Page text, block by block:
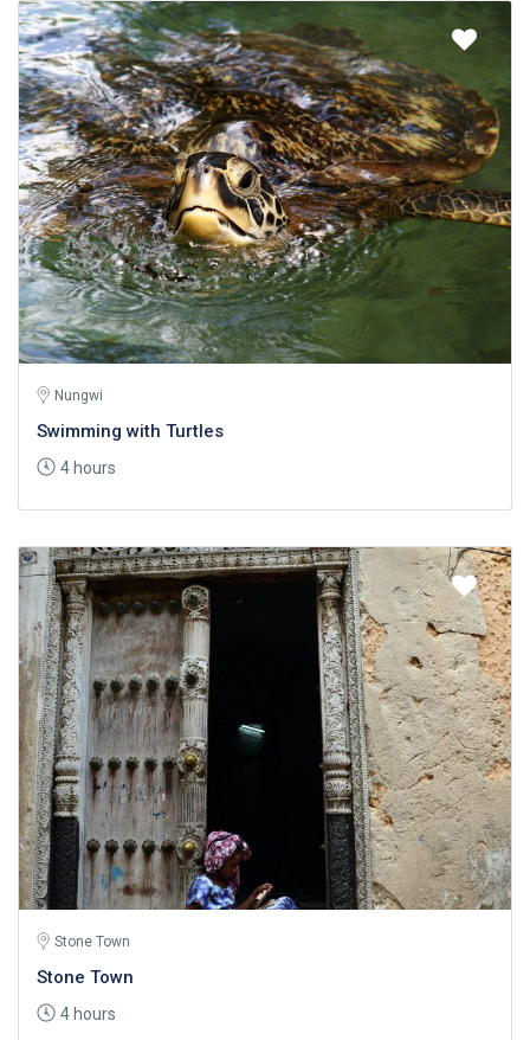
Nungwi
Swimming with Turtles
4 hours
Stone Town
Stone Town
4 hours